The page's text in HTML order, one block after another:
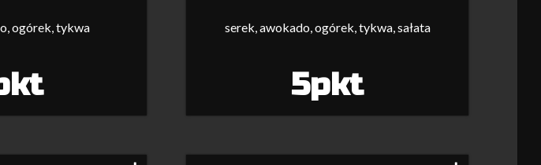
ogórek, tykwa serek, awokado, ogórek, tykwa, sałata
5pkt